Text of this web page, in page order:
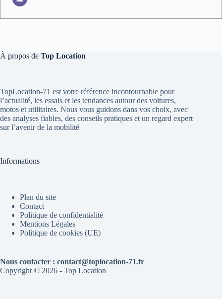
À propos de Top Location
TopLocation-71 est votre référence incontournable pour
l’actualité, les essais et les tendances autour des voitures,
motos et utilitaires. Nous vous guidons dans vos choix, avec
des analyses fiables, des conseils pratiques et un regard expert
sur l’avenir de la mobilité
Informations
Plan du site
Contact
Politique de confidentialité
Mentions Légales
Politique de cookies (UE)
Nous contacter : contact@toplocation-71.fr
Copyright © 2026 - Top Location